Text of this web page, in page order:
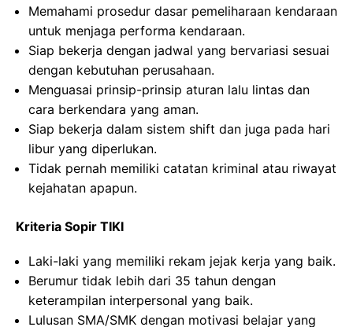
Memahami prosedur dasar pemeliharaan kendaraan
untuk menjaga performa kendaraan.
Siap bekerja dengan jadwal yang bervariasi sesuai
dengan kebutuhan perusahaan.
Menguasai prinsip-prinsip aturan lalu lintas dan
cara berkendara yang aman.
Siap bekerja dalam sistem shift dan juga pada hari
libur yang diperlukan.
Tidak pernah memiliki catatan kriminal atau riwayat
kejahatan apapun.
Kriteria Sopir TIKI
Laki-laki yang memiliki rekam jejak kerja yang baik.
Berumur tidak lebih dari 35 tahun dengan
keterampilan interpersonal yang baik.
Lulusan SMA/SMK dengan motivasi belajar yang